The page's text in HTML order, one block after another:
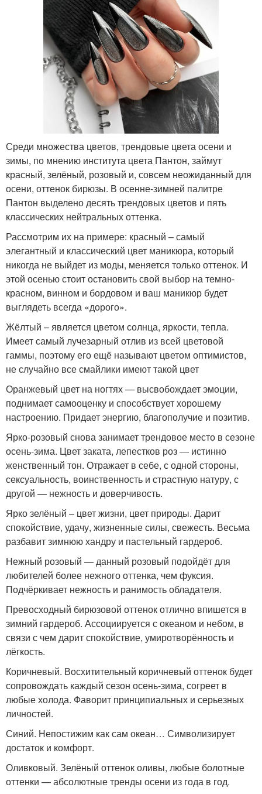
Среди множества цветов, трендовые цвета осени и
зимы, по мнению института цвета Пантон, займут
красный, зелёный, розовый и, совсем неожиданный для
осени, оттенок бирюзы. В осенне-зимней палитре
Пантон выделено десять трендовых цветов и пять
классических нейтральных оттенка.
Рассмотрим их на примере: красный – самый
элегантный и классический цвет маникюра, который
никогда не выйдет из моды, меняется только оттенок. И
этой осенью стоит остановить свой выбор на темно-
красном, винном и бордовом и ваш маникюр будет
выглядеть всегда «дорого».
Жёлтый – является цветом солнца, яркости, тепла.
Имеет самый лучезарный отлив из всей цветовой
гаммы, поэтому его ещё называют цветом оптимистов,
не случайно все смайлики имеют такой цвет
Оранжевый цвет на ногтях — высвобождает эмоции,
поднимает самооценку и способствует хорошему
настроению. Придает энергию, благополучие и позитив.
Ярко-розовый снова занимает трендовое место в сезоне
осень-зима. Цвет заката, лепестков роз — истинно
женственный тон. Отражает в себе, с одной стороны,
сексуальность, воинственность и страстную натуру, с
другой — нежность и доверчивость.
Ярко зелёный – цвет жизни, цвет природы. Дарит
спокойствие, удачу, жизненные силы, свежесть. Весьма
разбавит зимнюю хандру и пастельный гардероб.
Нежный розовый — данный розовый подойдёт для
любителей более нежного оттенка, чем фуксия.
Подчёркивает нежность и ранимость обладателя.
Превосходный бирюзовой оттенок отлично впишется в
зимний гардероб. Ассоциируется с океаном и небом, в
связи с чем дарит спокойствие, умиротворённость и
лёгкость.
Коричневый. Восхитительный коричневый оттенок будет
сопровождать каждый сезон осень-зима, согреет в
любые холода. Фаворит принципиальных и серьезных
личностей.
Синий. Непостижим как сам океан… Символизирует
достаток и комфорт.
Оливковый. Зелёный оттенок оливы, любые болотные
оттенки — абсолютные тренды осени из года в год.